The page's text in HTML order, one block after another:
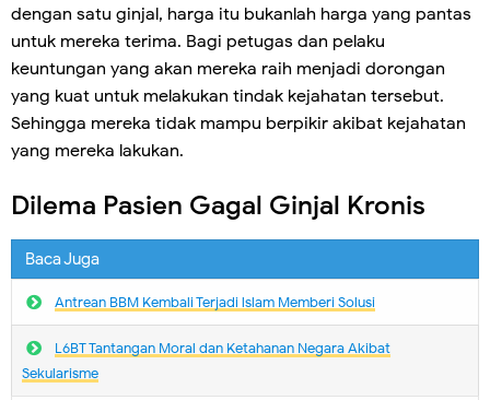
dengan satu ginjal, harga itu bukanlah harga yang pantas
untuk mereka terima. Bagi petugas dan pelaku
keuntungan yang akan mereka raih menjadi dorongan
yang kuat untuk melakukan tindak kejahatan tersebut.
Sehingga mereka tidak mampu berpikir akibat kejahatan
yang mereka lakukan.
Dilema Pasien Gagal Ginjal Kronis
Baca Juga
Antrean BBM Kembali Terjadi lslam Memberi Solusi
L6BT Tantangan Moral dan Ketahanan Negara Akibat
Sekularisme